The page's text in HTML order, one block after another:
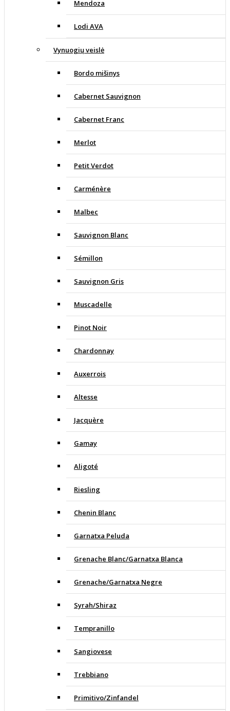
Mendoza
Lodi AVA
Vynuogių veislė
Bordo mišinys
Cabernet Sauvignon
Cabernet Franc
Merlot
Petit Verdot
Carménère
Malbec
Sauvignon Blanc
Sémillon
Sauvignon Gris
Muscadelle
Pinot Noir
Chardonnay
Auxerrois
Altesse
Jacquère
Gamay
Aligoté
Riesling
Chenin Blanc
Garnatxa Peluda
Grenache Blanc/Garnatxa Blanca
Grenache/Garnatxa Negre
Syrah/Shiraz
Tempranillo
Sangiovese
Trebbiano
Primitivo/Zinfandel